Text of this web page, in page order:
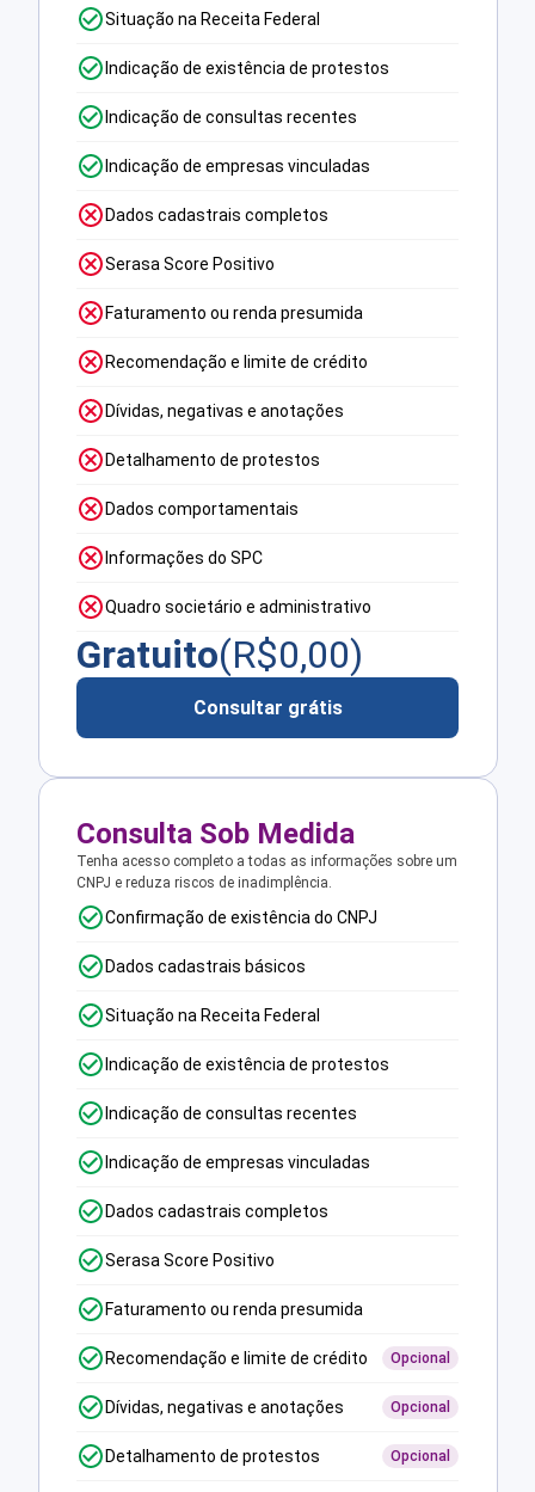
Situação na Receita Federal
Indicação de existência de protestos
Indicação de consultas recentes
Indicação de empresas vinculadas
Dados cadastrais completos
Serasa Score Positivo
Faturamento ou renda presumida
Recomendação e limite de crédito
Dívidas, negativas e anotações
Detalhamento de protestos
Dados comportamentais
Informações do SPC
Quadro societário e administrativo
Gratuito(R$0,00)
Consultar grátis
Consulta Sob Medida
Tenha acesso completo a todas as informações sobre um
CNPJ e reduza riscos de inadimplência.
Confirmação de existência do CNPJ
Dados cadastrais básicos
Situação na Receita Federal
Indicação de existência de protestos
Indicação de consultas recentes
Indicação de empresas vinculadas
Dados cadastrais completos
Serasa Score Positivo
Faturamento ou renda presumida
Recomendação e limite de crédito Opcional
Dívidas, negativas e anotações Opcional
Detalhamento de protestos Opcional